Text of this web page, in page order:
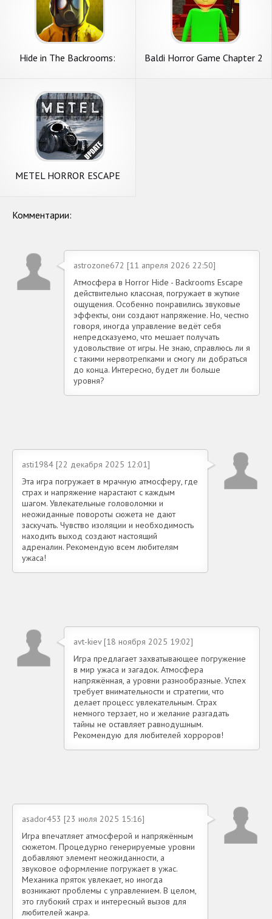
Hide in The Backrooms:
Baldi Horror Game Chapter 2
METEL HORROR ESCAPE
Комментарии:
astrozone672 [11 апреля 2026 22:50]
Атмосфера в Horror Hide - Backrooms Escape
действительно классная, погружает в жуткие
ощущения. Особенно понравились звуковые
эффекты, они создают напряжение. Но, честно
говоря, иногда управление ведёт себя
непредсказуемо, что мешает получать
удовольствие от игры. Не знаю, справлюсь ли я
с такими нервотрепками и смогу ли добраться
до конца. Интересно, будет ли больше
уровня?
asti1984 [22 декабря 2025 12:01]
Эта игра погружает в мрачную атмосферу, где
страх и напряжение нарастают с каждым
шагом. Увлекательные головоломки и
неожиданные повороты сюжета не дают
заскучать. Чувство изоляции и необходимость
находить выход создают настоящий
адреналин. Рекомендую всем любителям
ужаса!
avt-kiev [18 ноября 2025 19:02]
Игра предлагает захватывающее погружение
в мир ужаса и загадок. Атмосфера
напряжённая, а уровни разнообразные. Успех
требует внимательности и стратегии, что
делает процесс увлекательным. Страх
немного терзает, но и желание разгадать
тайны не оставляет равнодушным.
Рекомендую для любителей хорроров!
asador453 [23 июля 2025 15:16]
Игра впечатляет атмосферой и напряжённым
сюжетом. Процедурно генерируемые уровни
добавляют элемент неожиданности, а
звуковое оформление погружает в ужас.
Механика пряток увлекает, но иногда
возникают проблемы с управлением. В целом,
это глубокий страх и интересный вызов для
любителей жанра.